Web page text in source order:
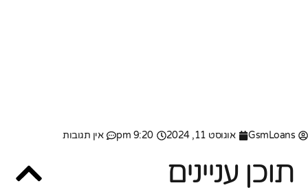
GsmLoans אוגוסט 11, 2024 9:20 pm אין תגובות
תוכן עניינים